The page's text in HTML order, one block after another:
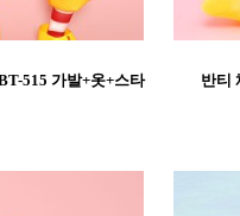
515 가발+옷+스타
반티